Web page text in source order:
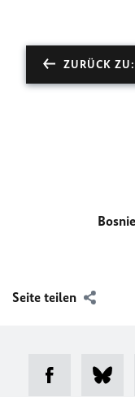
ZURÜCK
Seite teilen